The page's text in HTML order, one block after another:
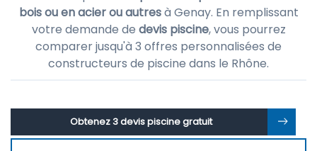
bois ou en acier ou autresà Genay. En remplissant
votre demande de devis piscine, vous pourrez
comparer jusqu'à 3 offres personnalisées de
constructeurs de piscine dans le Rhône.
Obtenez 3 devis piscine gratuit